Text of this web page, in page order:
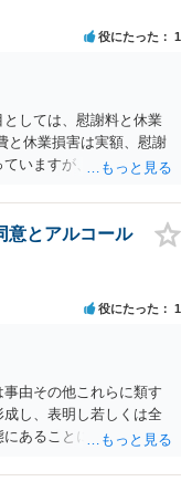
役にたった 1
しては、慰謝料と休業
と休業損害は実額、慰謝
いますが、全治１０日
おそらく高い確率で費用
る可能性が高いものと
に刑事手続が終了して
できないケースが多い
はあっても加害者の身
害弁償を受けておくこ
く必要があります。
意とアルコール
役にたった 1
由その他これらに類す
し、表明し若しくは全
あることに乗じて、性
せつなもの（以下この